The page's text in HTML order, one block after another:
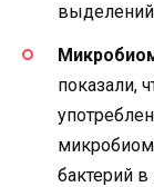
показали,
бактерий